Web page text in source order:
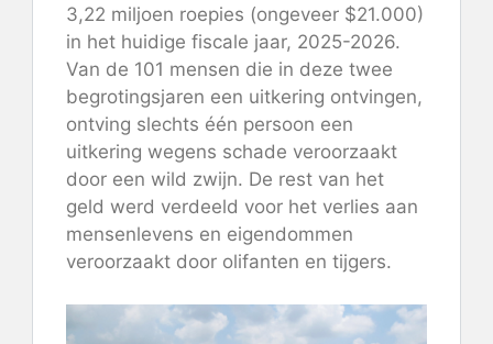
3,22 miljoen roepies (ongeveer $21.000)
in het huidige fiscale jaar, 2025-2026.
Van de 101 mensen die in deze twee
begrotingsjaren een uitkering ontvingen,
ontving slechts één persoon een
uitkering wegens schade veroorzaakt
door een wild zwijn. De rest van het
geld werd verdeeld voor het verlies aan
mensenlevens en eigendommen
veroorzaakt door olifanten en tijgers.